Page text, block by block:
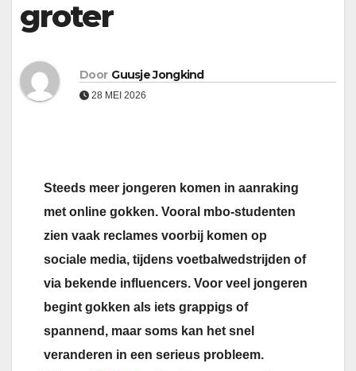
groter
Door Guusje Jongkind
28 MEI 2026
Steeds meer jongeren komen in aanraking
met online gokken. Vooral mbo-studenten
zien vaak reclames voorbij komen op
sociale media, tijdens voetbalwedstrijden of
via bekende influencers. Voor veel jongeren
begint gokken als iets grappigs of
spannend, maar soms kan het snel
veranderen in een serieus probleem.